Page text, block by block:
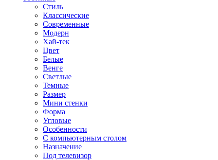
Стиль
Классические
Современные
Модерн
Хай-тек
Цвет
Белые
Венге
Светлые
Темные
Размер
Мини стенки
Форма
Угловые
Особенности
С компьютерным столом
Назначение
Под телевизор